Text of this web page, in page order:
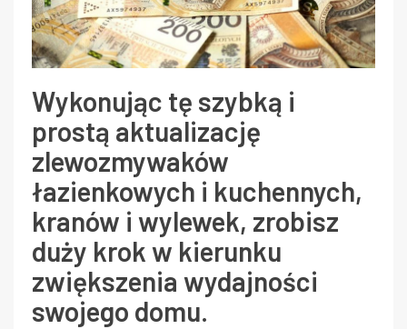
Wykonując tę ​​szybką i
prostą aktualizację
zlewozmywaków
łazienkowych i kuchennych,
kranów i wylewek, zrobisz
duży krok w kierunku
zwiększenia wydajności
swojego domu.